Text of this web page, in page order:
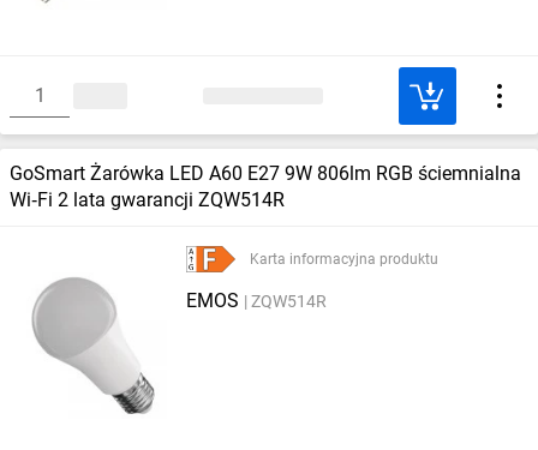
GoSmart Żarówka LED A60 E27 9W 806lm RGB ściemnialna
Wi‑Fi 2 lata gwarancji ZQW514R
Karta informacyjna produktu
EMOS ZQW514R